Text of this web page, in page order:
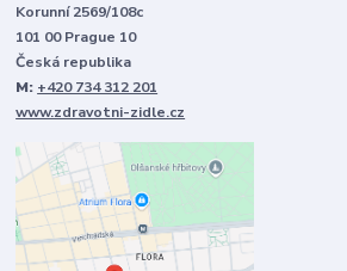
Korunní 2569/108c
101 00 Prague 10
Česká republika
M: +420 734 312 201
www.zdravotni-zidle.cz